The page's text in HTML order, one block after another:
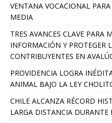
VENTANA VOCACIONAL
MEDIA
TRES AVANCES CLAVE PARA
INFORMACIÓN Y PROTEGER
CONTRIBUYENTES EN
PROVIDENCIA LOGRA
ANIMAL BAJO LA LEY
CHILE ALCANZA RÉCORD
LARGA DISTANCIA DURANTE